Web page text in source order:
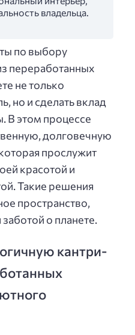
владельца.
по выбору
переработанных
не только
но и сделать вклад
В этом процессе
долговечную
прослужит
красотой и
Такие решения
пространство,
о планете.
кантри-